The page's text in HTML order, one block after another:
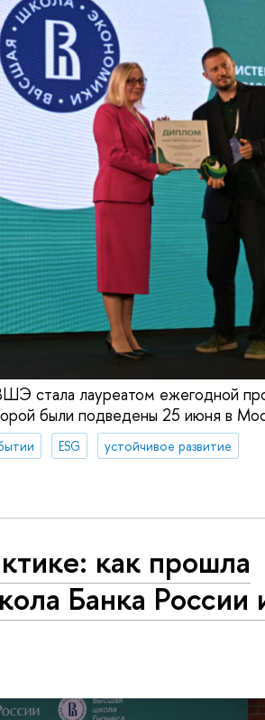
стала лауреатом ежегодной
были подведены 25 июня в
ESG
устойчивое развитие
как прошла
Банка